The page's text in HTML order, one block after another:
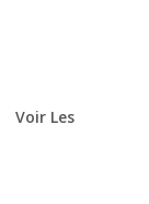
Voir Les